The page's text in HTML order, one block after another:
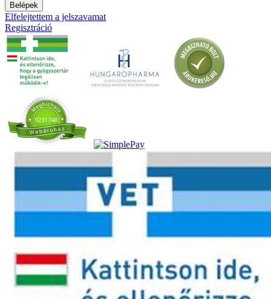
Belépek
Elfelejtettem a jelszavamat
Regisztráció